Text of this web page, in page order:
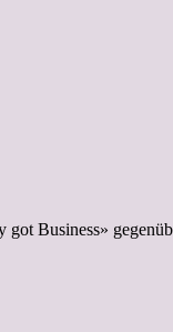
Business»